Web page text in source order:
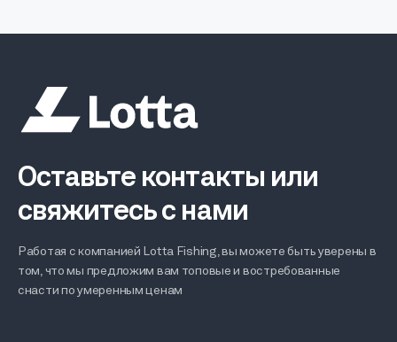
Оставьте контакты или
свяжитесь с нами
Работая с компанией Lotta Fishing, вы можете быть уверены в
том, что мы предложим вам топовые и востребованные
снасти по умеренным ценам